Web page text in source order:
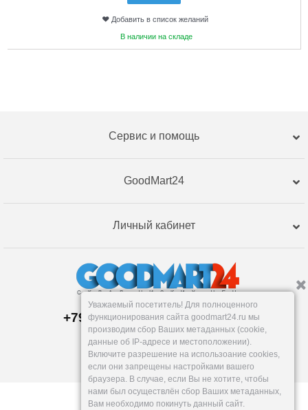
Добавить в список желаний
В наличии на складе
Сервис и помощь
GoodMart24
Личный кабинет
+79120359762, +79120359761
Пункт выдачи:
Тюмень ,Республики, 255к2
Пн-Пт: 9-18, Сб: 10-16, Вс: вых.
info@goodmart24.ru
Уважаемый посетитель! Для полноценного
функционирования сайта goodmart24.ru мы
производим сбор Ваших метаданных (cookie,
данные об IP-адресе и местоположении).
Включите разрешение на использоание cookies,
если они запрещены настройками вашего
браузера. В случае, если Вы не хотите, чтобы
нами был осуществлён сбор Ваших метаданных,
Вам необходимо покинуть данный сайт.